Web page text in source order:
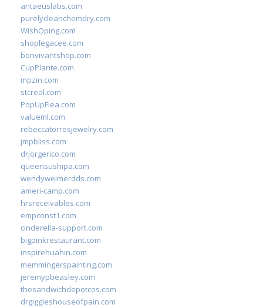
antaeuslabs.com
purelycleanchemdry.com
WishOping.com
shoplegacee.com
bonvivantshop.com
CupPlante.com
mpzin.com
stcreal.com
PopUpFlea.com
valueml.com
rebeccatorresjewelry.com
jmpbliss.com
drjorgerico.com
queensushipa.com
wendyweimerdds.com
ameri-camp.com
hrsreceivables.com
empconst1.com
cinderella-support.com
bigpinkrestaurant.com
inspirehuahin.com
memmingerspainting.com
jeremypbeasley.com
thesandwichdepotcos.com
drgiggleshouseofpain.com